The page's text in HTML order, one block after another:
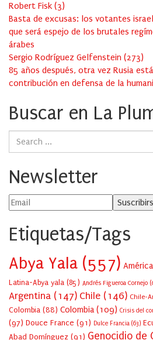
Robert Fisk (3)
Basta de excusas: los votantes
que será espejo de los brutales
árabes
Sergio Rodríguez Gelfenstein (273)
85 años después, otra vez Rusia
contribución en defensa de la
Buscar en La
Newsletter
Etiquetas/Tags
Abya Yala (557)
Latina-Abya yala (85) Andrés Figueroa Cornejo
Argentina (147) Chile (146) Chile-
Colombia (88) Colombia(109) Crisis del
(97) Douce France (91) Dulce Francia (63)
Abad Domínguez (91) Genocidio de